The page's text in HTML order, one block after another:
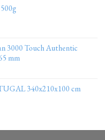
3000 Touch Authentic
mm
340x210x100 cm